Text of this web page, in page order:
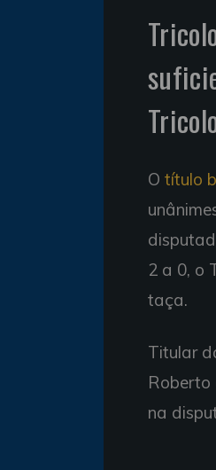
O título
2 a 0, o
taça.
Titular
Roberto
na